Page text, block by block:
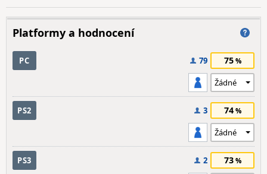
Platformy a hodnocení
PC 79 75
PS2 3 74
PS3 2 73